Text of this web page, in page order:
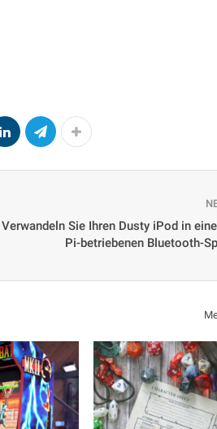
Verwandeln Sie Ihren Dusty iPod in
Pi-betriebenen Bluetooth-